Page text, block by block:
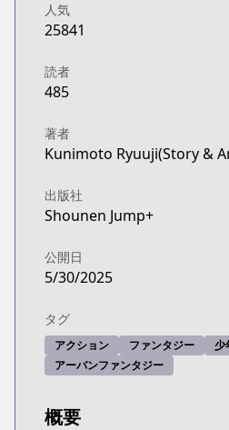
人気
25841
読者
485
著者
Kunimoto Ryuuji(Story &
出版社
Shounen Jump+
公開日
5/30/2025
タグ
アクション ファンタジー
少
アーバンファンタジー
概要